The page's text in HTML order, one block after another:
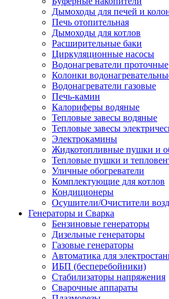
Дымоходы для печей и
Печь отопительная
Дымоходы для котлов
Расширительные баки
Циркуляционные насосы
Водонагреватели проточные
Колонки
Водонагреватели газовые
Печь-камин
Калориферы водяные
Тепловые завесы водяные
Тепловые завесы
Электрокамины
Жидкотопливные пушки и
Тепловые пушки и
Уличные обогреватели
Комплектующие для котлов
Кондиционеры
Осушители/Очистители
Генераторы и Сварка
Бензиновые генераторы
Дизельные генераторы
Газовые генераторы
Автоматика для
ИБП (бесперебойники)
Стабилизаторы напряжения
Сварочные аппараты